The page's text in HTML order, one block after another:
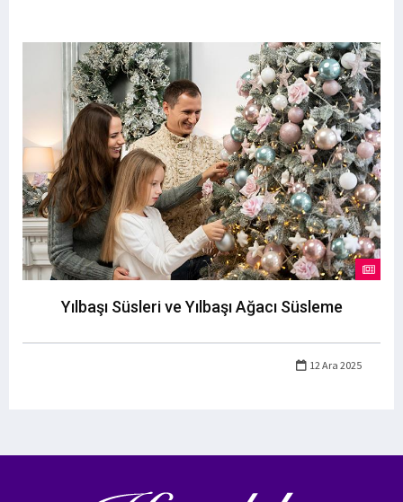
Yılbaşı Süsleri ve Yılbaşı Ağacı Süsleme
12 Ara 2025